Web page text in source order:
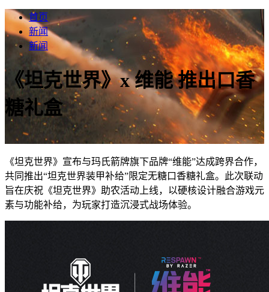
首页
新闻
新闻
《坦克世界》x 维能 推出口香
糖礼盒
《坦克世界》宣布与玛氏箭牌旗下品牌“维能”达成跨界合作，
共同推出“坦克世界装甲补给”限定无糖口香糖礼盒。此次联动
旨在庆祝《坦克世界》助农活动上线，以硬核设计融合游戏元
素与功能补给，为玩家打造沉浸式战场体验。